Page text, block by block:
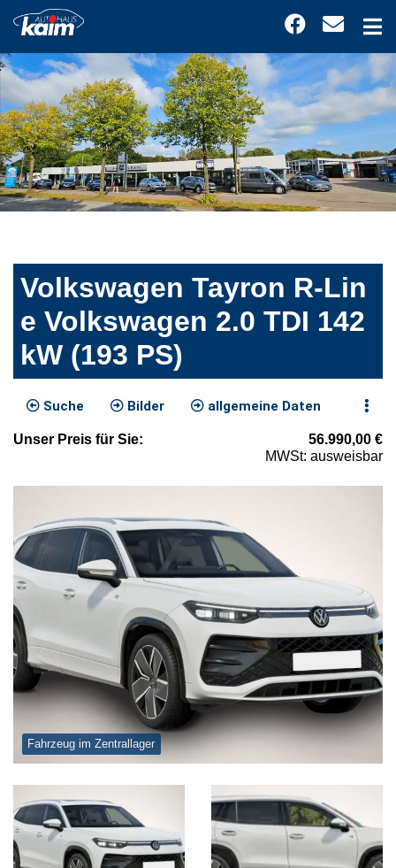
Volkswagen Tayron R-Lin
e Volkswagen 2.0 TDI 142
kW (193 PS)
Suche Bilder allgemeine Daten
Unser Preis für Sie: 56.990,00 €
MWSt: ausweisbar
Fahrzeug im Zentrallager